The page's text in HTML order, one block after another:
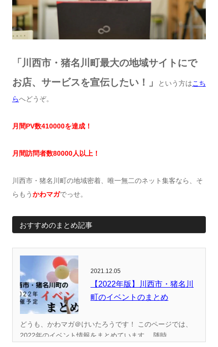
「川西市・猪名川町最大の地域サイトにで
お店、サービスを宣伝したい！」
という方はこち
らへどうぞ。
月間PV数410000を達成！
月間訪問者数80000人以上！
川西市・猪名川町の地域密着、唯一無二のネット集客なら、そ
らもうかわマガでっせ。
おすすめのまとめ記事
2021.12.05
【2022年版】川西市・猪名川
町のイベントのまとめ
どうも、かわマガ＠けいたろうです！ このページでは、
2022年のイベント情報をまとめています。 随時...